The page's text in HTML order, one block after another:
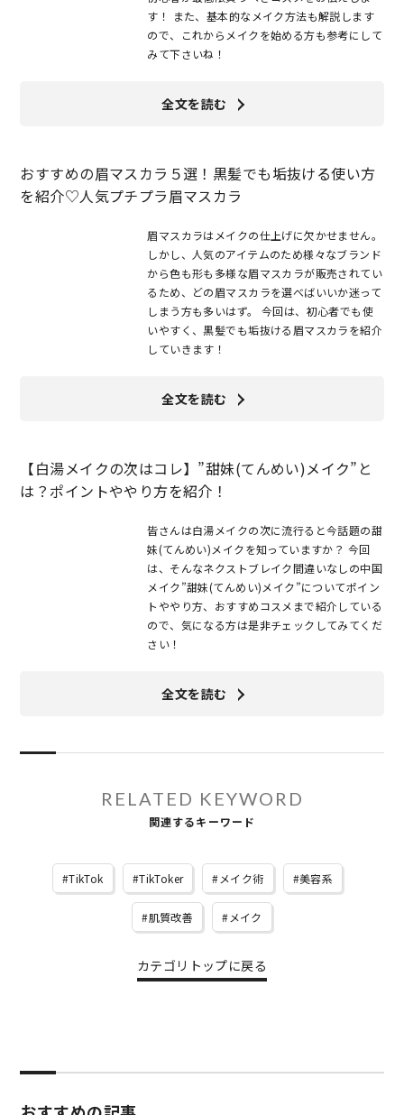
す！ また、基本的なメイク方法も解説します
ので、これからメイクを始める方も参考にして
みて下さいね！
全文を読む
おすすめの眉マスカラ５選！黒髪でも垢抜ける使い方
を紹介♡人気プチプラ眉マスカラ
眉マスカラはメイクの仕上げに欠かせません。
しかし、人気のアイテムのため様々なブランド
から色も形も多様な眉マスカラが販売されてい
るため、どの眉マスカラを選べばいいか迷って
しまう方も多いはず。 今回は、初心者でも使
いやすく、黒髪でも垢抜ける眉マスカラを紹介
していきます！
全文を読む
【白湯メイクの次はコレ】”甜妹(てんめい)メイク”と
は？ポイントややり方を紹介！
皆さんは白湯メイクの次に流行ると今話題の甜
妹(てんめい)メイクを知っていますか？ 今回
は、そんなネクストブレイク間違いなしの中国
メイク”甜妹(てんめい)メイク”についてポイン
トややり方、おすすめコスメまで紹介している
ので、気になる方は是非チェックしてみてくだ
さい！
全文を読む
RELATED KEYWORD
関連するキーワード
TikTok TikToker メイク術 美容系
肌質改善 メイク
カテゴリトップに戻る